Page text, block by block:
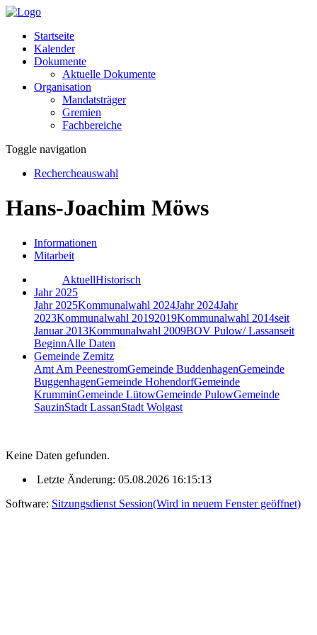
Startseite
Kalender
Dokumente
Aktuelle Dokumente
Organisation
Mandatsträger
Gremien
Fachbereiche
Toggle navigation
Rechercheauswahl
Hans-Joachim Möws
Informationen
Mitarbeit
AktuellHistorisch
Jahr 2025
Jahr 2025Kommunalwahl 2024Jahr 2024Jahr
2023Kommunalwahl 20192019Kommunalwahl 2014seit
Januar 2013Kommunalwahl 2009BOV Pulow/ Lassanseit
BeginnAlle Daten
Gemeinde Zemitz
Amt Am PeenestromGemeinde BuddenhagenGemeinde
BuggenhagenGemeinde HohendorfGemeinde
KrumminGemeinde LütowGemeinde PulowGemeinde
SauzinStadt LassanStadt Wolgast
Keine Daten gefunden.
Letzte Änderung: 05.08.2026 16:15:13
Software: Sitzungsdienst Session(Wird in neuem Fenster geöffnet)